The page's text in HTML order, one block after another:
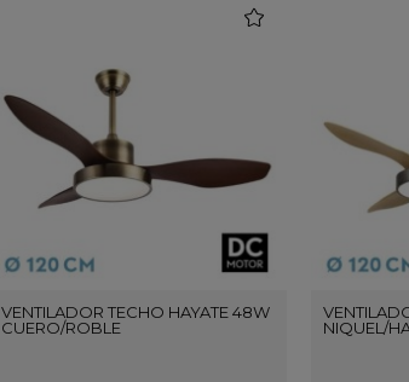
VENTILADOR TECHO HAYATE 48W
CUERO/ROBLE
NIQUEL/